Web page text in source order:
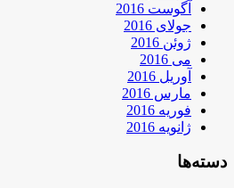
آگوست 2016
جولای 2016
ژوئن 2016
می 2016
آوریل 2016
مارس 2016
فوریه 2016
ژانویه 2016
دسته‌ها